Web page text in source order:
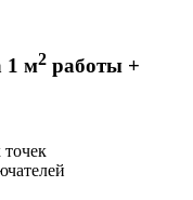
1 м2 работы +